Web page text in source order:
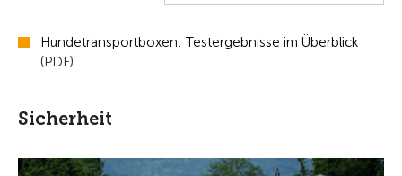
Hundetransportboxen: Testergebnisse im Überblick
(PDF)
Sicherheit